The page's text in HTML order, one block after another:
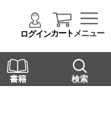
ログインカートメニュー
書籍 検索